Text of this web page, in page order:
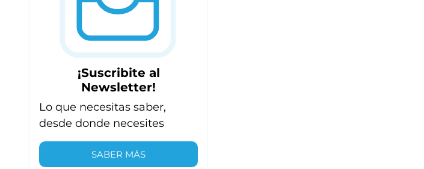
¡Suscribite al
Newsletter!
Lo que necesitas saber,
desde donde necesites
SABER MÁS